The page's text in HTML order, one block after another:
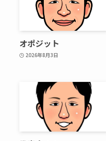
オポジット
2026年8月3日